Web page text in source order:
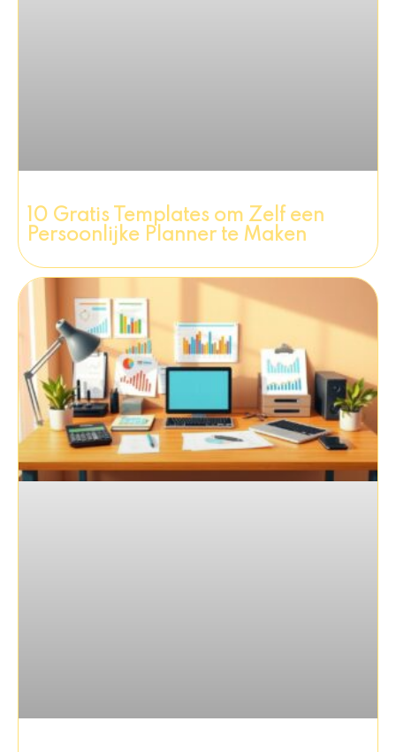
10 Gratis Templates om Zelf een
Persoonlijke Planner te Maken